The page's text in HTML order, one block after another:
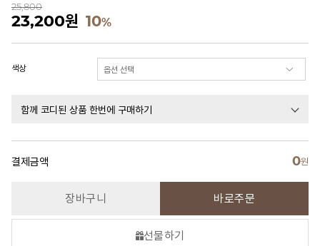
25,800
23,200원 10%
색상
함께 코디된 상품 한번에 구매하기
결제금액 0원
장바구니 바로주문
선물하기